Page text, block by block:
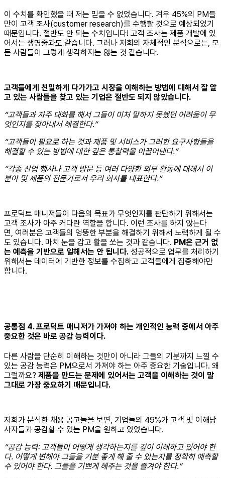
이 수치를 확인했을 때 저는 믿을 수 없었습니다. 겨우 45%의 PM들
만이 고객 조사(customer research)를 수행할 것으로 예상되었기
때문입니다. 절반도 안 되는 수치입니다! 고객 조사는 제품 개발에 있
어서는 생명줄과도 같습니다. 그러나 저희의 자체적인 분석으로는, 모
든 사람들이 그렇게 생각하지는 않는 것 같습니다.
고객들에게 친밀하게 다가가고 시장을 이해하는 방법에 대해서 잘 알
고 있는 사람들을 찾고 있는 기업은 절반도 되지 않았습니다.
“고객들과 자주 대화를 해서 그들이 미처 말하지 못했던 어려움이 무
엇인지를 찾아내서 해결한다.”
“고객들이 필요로 하는 것과 제품 및 서비스가 그러한 요구사항들을
해결할 수 있는 방법에 대한 깊은 통찰력을 이끌어낸다.”
“각종 산업 행사나 고객 방문 등 여러 다양한 외부 활동에 대해서 이
분야 및 제품의 전문가로서 우리 회사를 대표한다.”
프로덕트 매니저들이 다음의 목표가 무엇인지를 판단하기 위해서는
고객 조사가 아주 커다란 역할을 합니다. 이런 조사를 하지 않는다
면, 여러분은 고객들의 엉뚱한 부분을 해결하기 위해서 노력하게 될 수
도 있습니다. 마치 눈을 감고 활을 쏘는 것과 같습니다. PM은 근거 없
는 예측을 기반으로 일해서는 안 됩니다. 성공적으로 업무를 처리하기
위해서는 데이터에 기반한 정보를 수집하고 고객들에게 집중해야만
합니다.
공통점 4. 프로덕트 매니저가 가져야 하는 개인적인 능력 중에서 아주
중요한 것은 바로 공감 능력이다.
다른 사람을 단순히 이해하는 것만이 아니라 그들의 기분까지 느낄 수
있는 공감 능력은 PM으로서 가져야 하는 아주 중요한 기술입니다. 왜
그럴까요? 제품을 만드는 문제에 있어서는 고객을 이해하는 것이 말
그대로 가장 중요하기 때문입니다.
저희가 분석한 채용 공고들을 보면, 기업들의 49%가 고객 및 이해당
사자들과 공감할 수 있는 PM을 원하고 있었습니다.
“공감 능력: 고객들이 어떻게 생각하는지를 깊이 이해하고 있어야 한
다. 어떻게 변해야 그들을 기분 좋게 해 줄 수 있는지를 정확히 예측할
수 있어야 한다. 그들을 기쁘게 해주는 것을 즐겨야 한다.”